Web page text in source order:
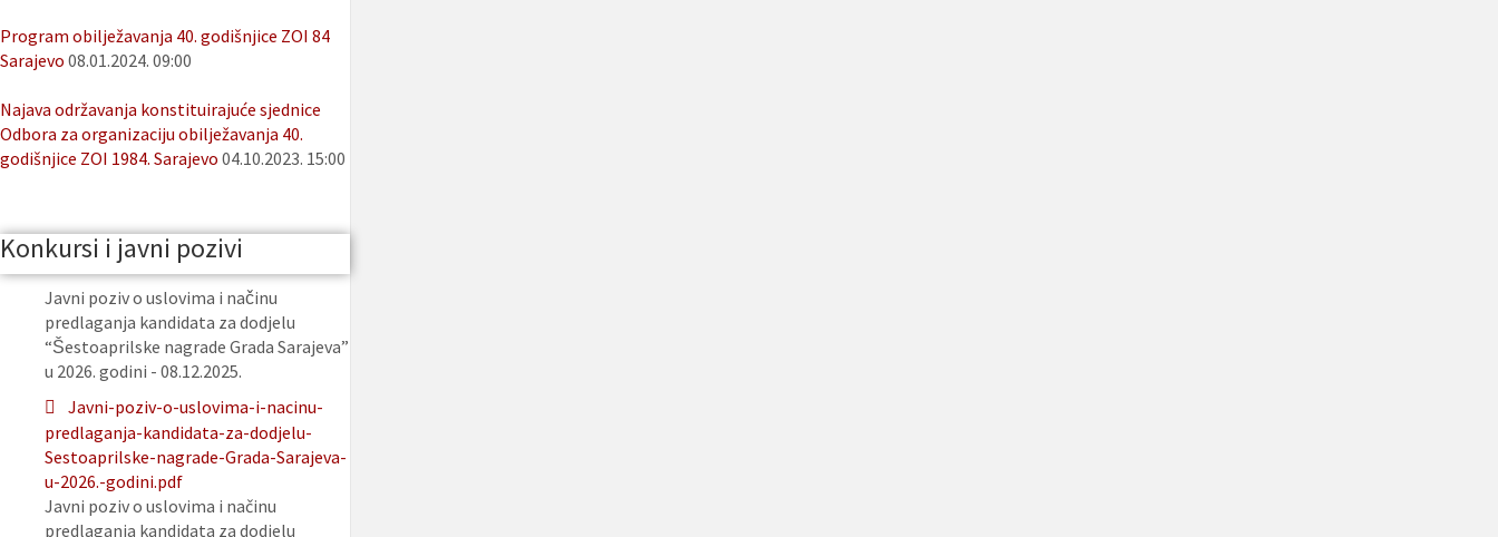
Program obilježavanja 40. godišnjice ZOI 84
Sarajevo 08.01.2024. 09:00
Najava održavanja konstituirajuće sjednice
Odbora za organizaciju obilježavanja 40.
godišnjice ZOI 1984. Sarajevo 04.10.2023. 15:00
Konkursi i javni pozivi
Javni poziv o uslovima i načinu
predlaganja kandidata za dodjelu
“Šestoaprilske nagrade Grada Sarajeva”
u 2026. godini - 08.12.2025.
Javni-poziv-o-uslovima-i-nacinu-
predlaganja-kandidata-za-dodjelu-
Sestoaprilske-nagrade-Grada-Sarajeva-
u-2026.-godini.pdf
Javni poziv o uslovima i načinu
predlaganja kandidata za dodjelu